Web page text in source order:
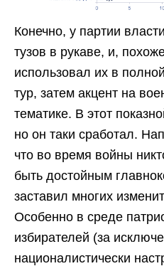
Конечно, у партии
тузов в рукаве, и,
использовал их в
тур, затем акцент на
тематике. В этот
но он таки сработал.
что во время войны
быть достойным
заставил многих
Особенно в среде
избирателей (за
националистически